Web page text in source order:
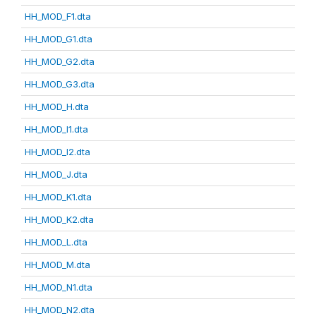
HH_MOD_F1.dta
HH_MOD_G1.dta
HH_MOD_G2.dta
HH_MOD_G3.dta
HH_MOD_H.dta
HH_MOD_I1.dta
HH_MOD_I2.dta
HH_MOD_J.dta
HH_MOD_K1.dta
HH_MOD_K2.dta
HH_MOD_L.dta
HH_MOD_M.dta
HH_MOD_N1.dta
HH_MOD_N2.dta